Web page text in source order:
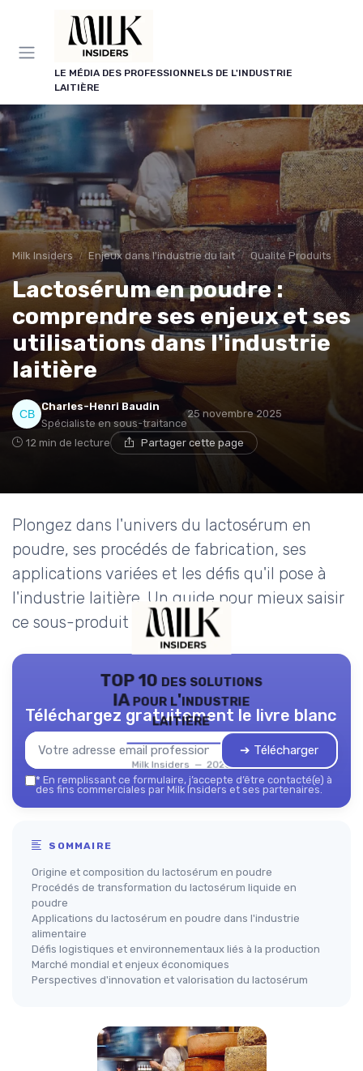
LE MÉDIA DES PROFESSIONNELS DE L'INDUSTRIE
LAITIÈRE
Milk Insiders Enjeux dans l'industrie du lait Qualité Produits
Lactosérum en poudre :
comprendre ses enjeux et ses
utilisations dans l'industrie
laitière
Charles-Henri Baudin
Spécialiste en sous-traitance
25 novembre 2025
12 min de lecture Partager cette page
Plongez dans l'univers du lactosérum en
poudre, ses procédés de fabrication, ses
applications variées et les défis qu'il pose à
l'industrie laitière. Un guide pour mieux saisir
ce sous-produit du lait.
TOP 10 des solutions
IA pour l'industrie
laitière
Milk Insiders — 2026
Téléchargez gratuitement le livre blanc
➔ Télécharger
* En remplissant ce formulaire, j’accepte d’être contacté(e) à
des fins commerciales par Milk Insiders et ses partenaires.
SOMMAIRE
Origine et composition du lactosérum en poudre
Procédés de transformation du lactosérum liquide en
poudre
Applications du lactosérum en poudre dans l'industrie
alimentaire
Défis logistiques et environnementaux liés à la production
Marché mondial et enjeux économiques
Perspectives d'innovation et valorisation du lactosérum